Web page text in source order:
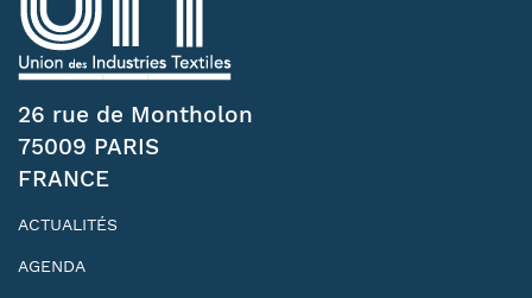
26 rue de Montholon
75009 PARIS
FRANCE
ACTUALITÉS
AGENDA